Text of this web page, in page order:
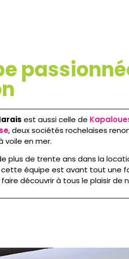
est aussi celle de
, deux sociétés rochelaises
voile en mer.
plus de trente ans dans la
équipe est avant tout une
découvrir à tous le plaisir de